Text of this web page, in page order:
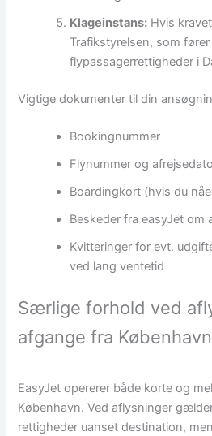
Klageinstans: Hvis
Trafikstyrelsen, som
flypassagerrettigheder i
Vigtige dokumenter til din
Bookingnummer
Flynummer og afrejsedato
Boardingkort (hvis du
Beskeder fra easyJet om
Kvitteringer for evt.
ved lang ventetid
Særlige forhold ved
afgange fra København
EasyJet opererer både korte og
København. Ved aflysninger
rettigheder uanset destination,